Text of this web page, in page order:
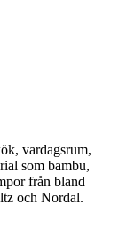
vardagsrum,
som bambu,
från bland
och Nordal.